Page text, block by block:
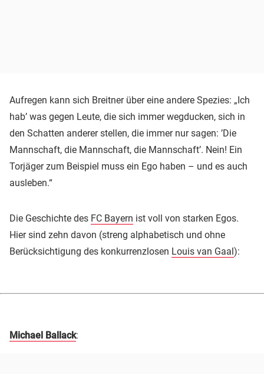
Aufregen kann sich Breitner über eine andere Spezies: „Ich
hab’ was gegen Leute, die sich immer wegducken, sich in
den Schatten anderer stellen, die immer nur sagen: ’Die
Mannschaft, die Mannschaft, die Mannschaft’. Nein! Ein
Torjäger zum Beispiel muss ein Ego haben – und es auch
ausleben.“
Die Geschichte des FC Bayern ist voll von starken Egos.
Hier sind zehn davon (streng alphabetisch und ohne
Berücksichtigung des konkurrenzlosen Louis van Gaal):
Michael Ballack: